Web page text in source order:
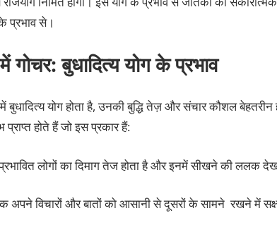
प्रभाव से।
गोचर: बुधादित्य योग के प्रभाव
योग होता है, उनकी बुद्धि तेज़ और संचार कौशल बेहतरीन
होते हैं जो इस प्रकार हैं:
लोगों का दिमाग तेज होता है और इनमें सीखने की ललक
अपने विचारों और बातों को आसानी से दूसरों के सामने रखने में